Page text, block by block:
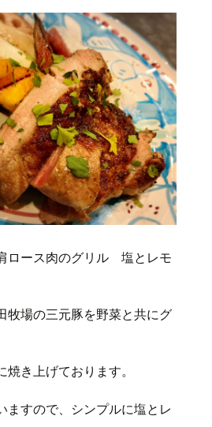
ロース肉のグリル 塩とレモ
牧場の三元豚を野菜と共にグ
き上げております。
ますので、シンプルに塩とレ